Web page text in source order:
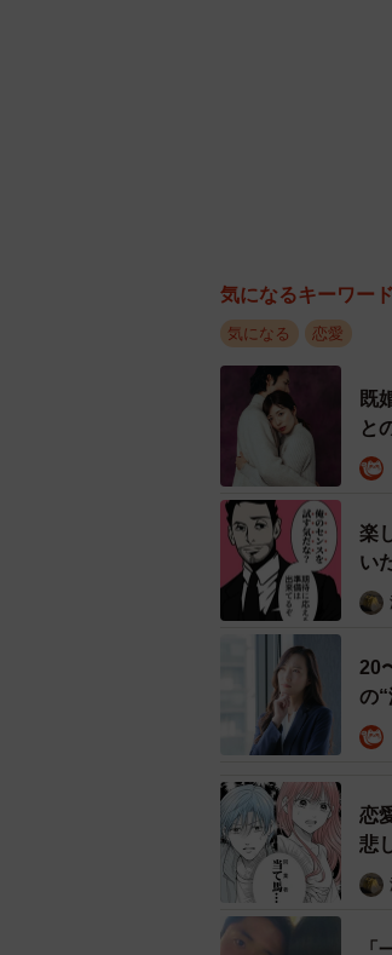
い」といった意見
気になるキーワード
気になる 恋愛
既
と
楽
い
画
20
の
恋
悲